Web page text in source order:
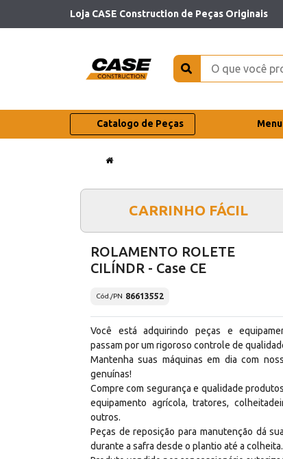
Loja CASE Construction de Peças Originais
Catalogo de Peças
CARRINHO FÁCIL
ROLAMENTO ROLETE
CILÍNDR - Case CE
Cód./PN 86613552
Você está adquirindo peças e
passam por um rigoroso controle de
Mantenha suas máquinas em dia com
genuínas!
Compre com segurança e qualidade
equipamento agrícola, tratores,
outros.
Peças de reposição para manutenção dá
durante a safra desde o plantio até a colheita.